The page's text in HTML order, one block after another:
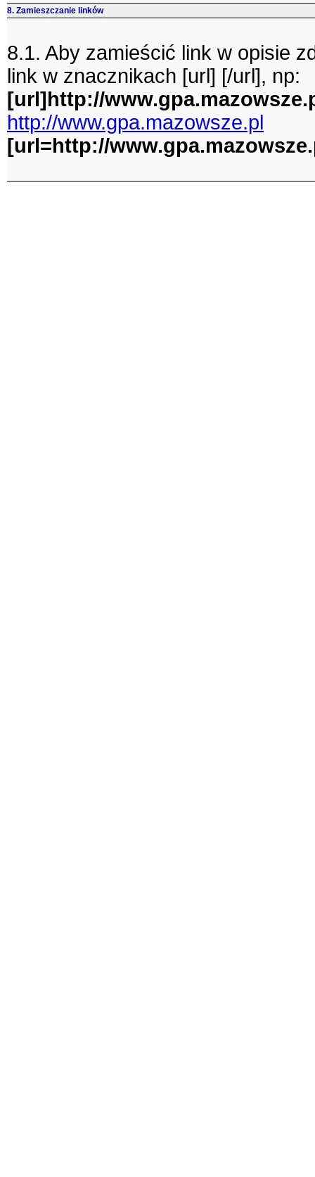
8. Zamieszczanie linków
8.1. Aby zamieścić link w opisie
link w znacznikach [url] [/url], np:
[url]http://
http://www.gpa.mazowsze.pl
[url=http://